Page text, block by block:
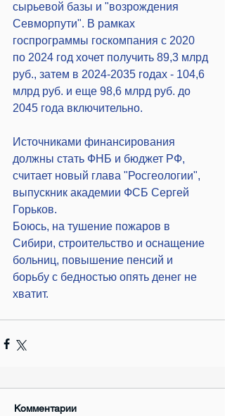
сырьевой базы и "возрождения
Севморпути". В рамках
госпрограммы госкомпания с 2020
по 2024 год хочет получить 89,3 млрд
руб., затем в 2024-2035 годах - 104,6
млрд руб. и еще 98,6 млрд руб. до
2045 года включительно.
Источниками финансирования
должны стать ФНБ и бюджет РФ,
считает новый глава "Росгеологии",
выпускник академии ФСБ Сергей
Горьков.
Боюсь, на тушение пожаров в
Сибири, строительство и оснащение
больниц, повышение пенсий и
борьбу с бедностью опять денег не
хватит.
Комментарии